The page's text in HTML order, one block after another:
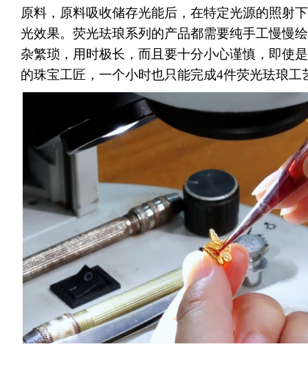
原料，原料吸收储存光能后，在特定光源的照射
光效果。荧光珐琅系列的产品都需要纯手工慢慢
杂繁琐，用时极长，而且要十分小心谨慎，即使
的珠宝工匠，一个小时也只能完成4件荧光珐琅工